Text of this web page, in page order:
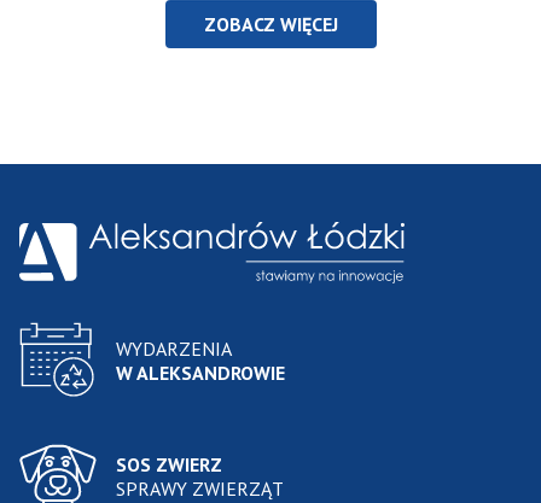
ZOBACZ WIĘCEJ
WYDARZENIA
W ALEKSANDROWIE
SOS ZWIERZ
SPRAWY ZWIERZĄT